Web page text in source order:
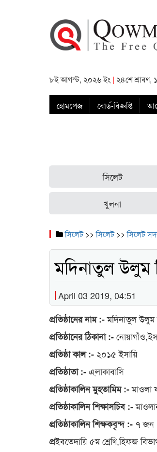
৮ই আগস্ট, ২০২৬ ইং | ২৪শে শ্রাবণ,
হোমপেজ বোর্ড-বিজ্ঞপ্তি
সিলেট
খুলনা
সিলেট>>সিলেট>>সিলেট
মদিনাতুল উলুম
April 03 2019, 04:51
প্রতিষ্ঠানের নাম :-মদিনাতুল উলুম
প্রতিষ্ঠানের ঠিকানা :-
প্রতিষ্ঠা কাল :- ২০১৫ ইসায়ি
প্রতিষ্ঠাতা :- এ্লাকাবাসি
প্রতিষ্ঠাকালিন মুহতামিম :-
প্রতিষ্ঠাকালিন শিক্ষাসচিব :-
প্রতিষ্ঠাকালিন শিক্ষকবৃন্দ :- ৭ জন
প্রইবতেদায়ি ৫ম শ্রেণি,হিফজ